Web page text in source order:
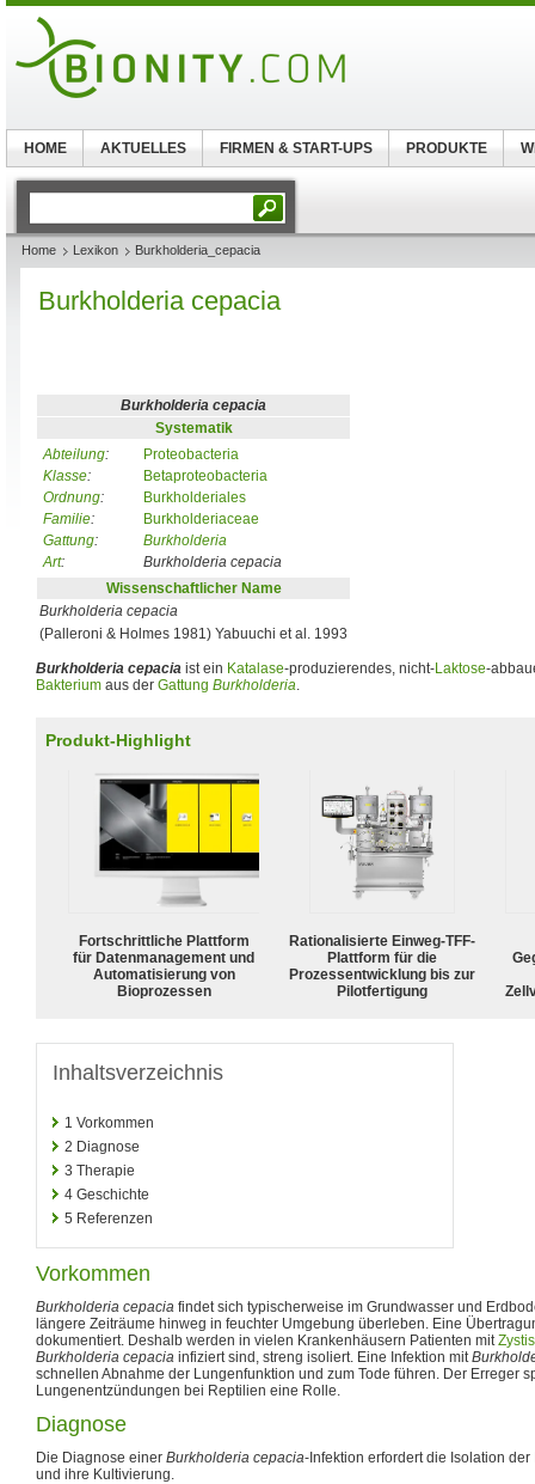
Home Lexikon Burkholderia_cepacia
Burkholderia cepacia
Burkholderia cepacia
Systematik
Abteilung:
Proteobacteria
Klasse:
Betaproteobacteria
Ordnung:
Burkholderiales
Familie:
Burkholderiaceae
Gattung:
Burkholderia
Art:
Burkholderia cepacia
Wissenschaftlicher Name
Burkholderia cepacia
(Palleroni & Holmes 1981) Yabuuchi et al. 1993
Burkholderia cepacia ist ein Katalase-produzierendes, nicht-Laktose-
Bakterium aus der Gattung Burkholderia.
Produkt-Highlight
Fortschrittliche Plattform
für Datenmanagement und
Automatisierung von
Bioprozessen
Rationalisierte Einweg-TFF-
Plattform für die
Prozessentwicklung bis zur
Pilotfertigung
Inhaltsverzeichnis
1 Vorkommen
2 Diagnose
3 Therapie
4 Geschichte
5 Referenzen
Vorkommen
Burkholderia cepacia findet sich typischerweise im Grundwasser und
längere Zeiträume hinweg in feuchter Umgebung überleben. Eine
dokumentiert. Deshalb werden in vielen Krankenhäusern Patienten mit
Burkholderia cepacia infiziert sind, streng isoliert. Eine Infektion mit
schnellen Abnahme der Lungenfunktion und zum Tode führen. Der Erreger
Lungenentzündungen bei Reptilien eine Rolle.
Diagnose
Die Diagnose einer Burkholderia cepacia-Infektion erfordert die Isolation
und ihre Kultivierung.
HOME AKTUELLES FIRMEN & START-UPS PRODUKTE